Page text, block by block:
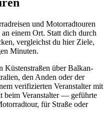
und Motorradtouren
einem Ort. Statt dich durch
vergleichst du hier Ziele,
Minuten.
Küstenstraßen über Balkan-
den Anden oder der
verifizierten Veranstalter mit
beim Veranstalter — geführte
für Straße oder